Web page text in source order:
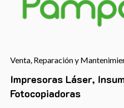
Venta, Reparación y
Impresoras Láser,
Fotocopiadoras